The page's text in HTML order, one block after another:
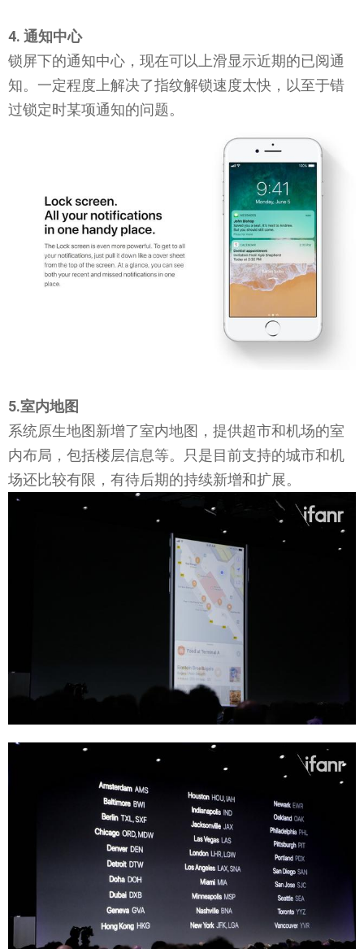
4. 通知中心
锁屏下的通知中心，现在可以上滑显示近期的已阅通
知。一定程度上解决了指纹解锁速度太快，以至于错
过锁定时某项通知的问题。
5.室内地图
系统原生地图新增了室内地图，提供超市和机场的室
内布局，包括楼层信息等。只是目前支持的城市和机
场还比较有限，有待后期的持续新增和扩展。